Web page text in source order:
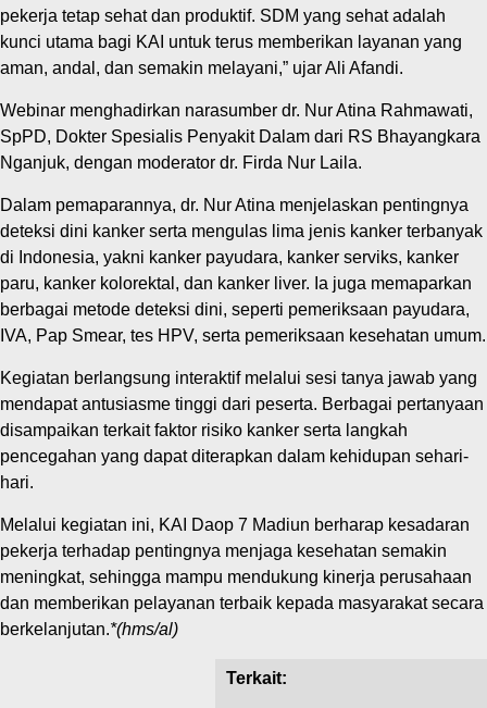
pekerja tetap sehat dan produktif. SDM yang sehat adalah
kunci utama bagi KAI untuk terus memberikan layanan yang
aman, andal, dan semakin melayani,” ujar Ali Afandi.
Webinar menghadirkan narasumber dr. Nur Atina Rahmawati,
SpPD, Dokter Spesialis Penyakit Dalam dari RS Bhayangkara
Nganjuk, dengan moderator dr. Firda Nur Laila.
Dalam pemaparannya, dr. Nur Atina menjelaskan pentingnya
deteksi dini kanker serta mengulas lima jenis kanker terbanyak
di Indonesia, yakni kanker payudara, kanker serviks, kanker
paru, kanker kolorektal, dan kanker liver. Ia juga memaparkan
berbagai metode deteksi dini, seperti pemeriksaan payudara,
IVA, Pap Smear, tes HPV, serta pemeriksaan kesehatan umum.
Kegiatan berlangsung interaktif melalui sesi tanya jawab yang
mendapat antusiasme tinggi dari peserta. Berbagai pertanyaan
disampaikan terkait faktor risiko kanker serta langkah
pencegahan yang dapat diterapkan dalam kehidupan sehari-
hari.
Melalui kegiatan ini, KAI Daop 7 Madiun berharap kesadaran
pekerja terhadap pentingnya menjaga kesehatan semakin
meningkat, sehingga mampu mendukung kinerja perusahaan
dan memberikan pelayanan terbaik kepada masyarakat secara
berkelanjutan.*(hms/al)
Terkait: